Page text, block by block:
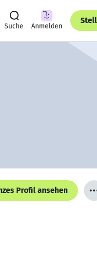
Suche Anmelden
Profil ansehen